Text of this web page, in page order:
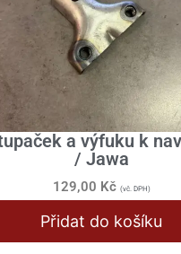
a výfuku k
/ Jawa
129,00 Kč (vč. DPH)
Přidat do košíku